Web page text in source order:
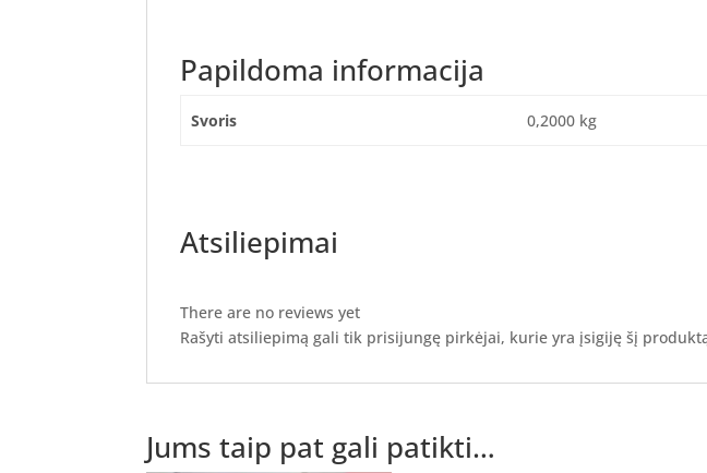
Papildoma informacija
Svoris 0,2000 kg
Atsiliepimai
There are no reviews yet
Rašyti atsiliepimą gali tik prisijungę pirkėjai, kurie yra įsigiję šį
Jums taip pat gali patikti…